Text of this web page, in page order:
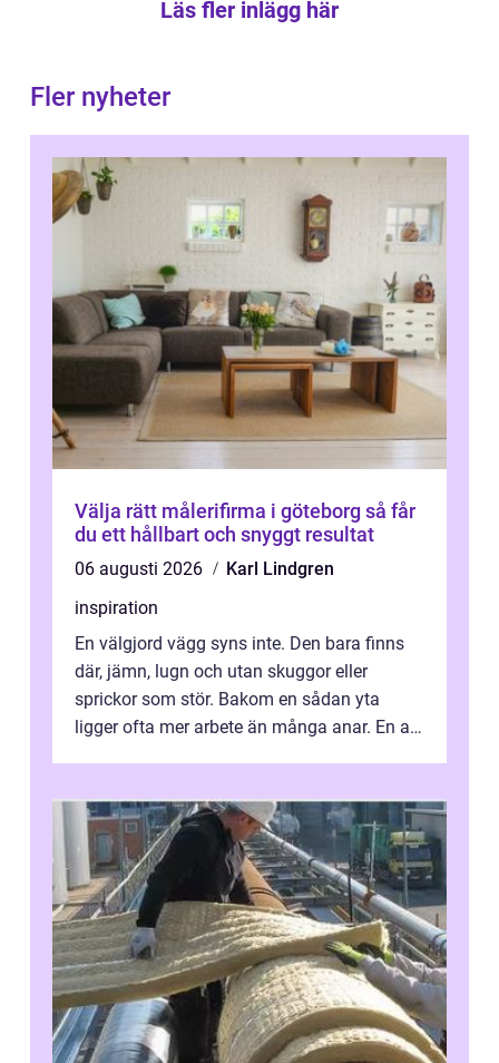
Läs fler inlägg här
Fler nyheter
Välja rätt målerifirma i göteborg så får
du ett hållbart och snyggt resultat
06 augusti 2026
Karl Lindgren
inspiration
En välgjord vägg syns inte. Den bara finns
där, jämn, lugn och utan skuggor eller
sprickor som stör. Bakom en sådan yta
ligger ofta mer arbete än många anar. En av